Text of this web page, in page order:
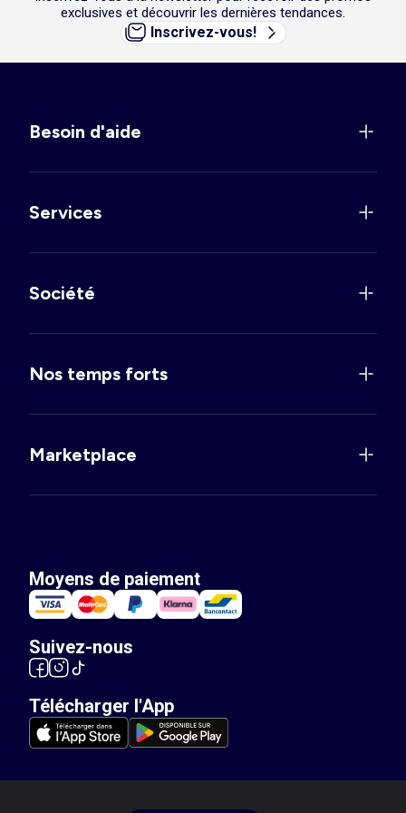
exclusives et découvrir les dernières tendances.
Inscrivez-vous!
Besoin d'aide
Services
Société
Nos temps forts
Marketplace
Moyens de paiement
Suivez-nous
Télécharger l'App